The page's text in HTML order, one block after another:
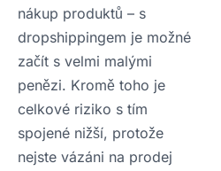
nákup produktů – s
dropshippingem je možné
začít s velmi malými
penězi. Kromě toho je
celkové riziko s tím
spojené nižší, protože
nejste vázáni na prodej